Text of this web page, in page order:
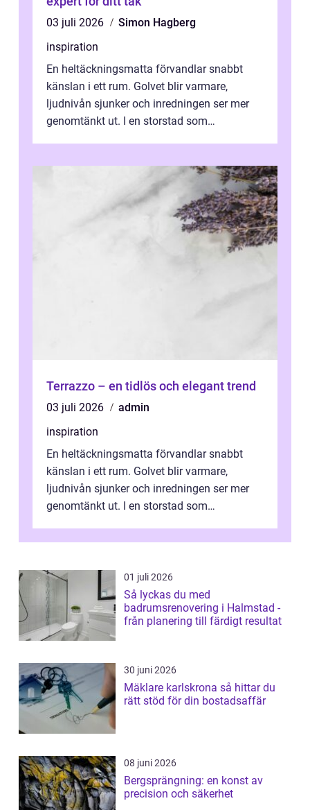
03 juli 2026
Simon Hagberg
inspiration
En heltäckningsmatta förvandlar snabbt
känslan i ett rum. Golvet blir varmare,
ljudnivån sjunker och inredningen ser mer
genomtänkt ut. I en storstad som
Terrazzo – en tidlös och elegant trend
03 juli 2026
admin
inspiration
En heltäckningsmatta förvandlar snabbt
känslan i ett rum. Golvet blir varmare,
ljudnivån sjunker och inredningen ser mer
genomtänkt ut. I en storstad som
granna...
01 juli 2026
Så lyckas du med
badrumsrenovering i Halmstad -
från planering till färdigt resultat
30 juni 2026
Mäklare karlskrona så hittar du
rätt stöd för din bostadsaffär
08 juni 2026
Bergsprängning: en konst av
precision och säkerhet